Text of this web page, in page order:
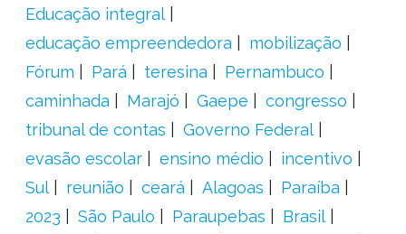
Educação integral
educação empreendedora
mobilização
Fórum
Pará teresina
Pernambuco
caminhada
Marajó Gaepe
congresso
tribunal de contas
Governo Federal
evasão escolar
ensino médio
incentivo
Sul
reunião ceará Alagoas
Paraíba
2023
São Paulo Paraupebas
Brasil